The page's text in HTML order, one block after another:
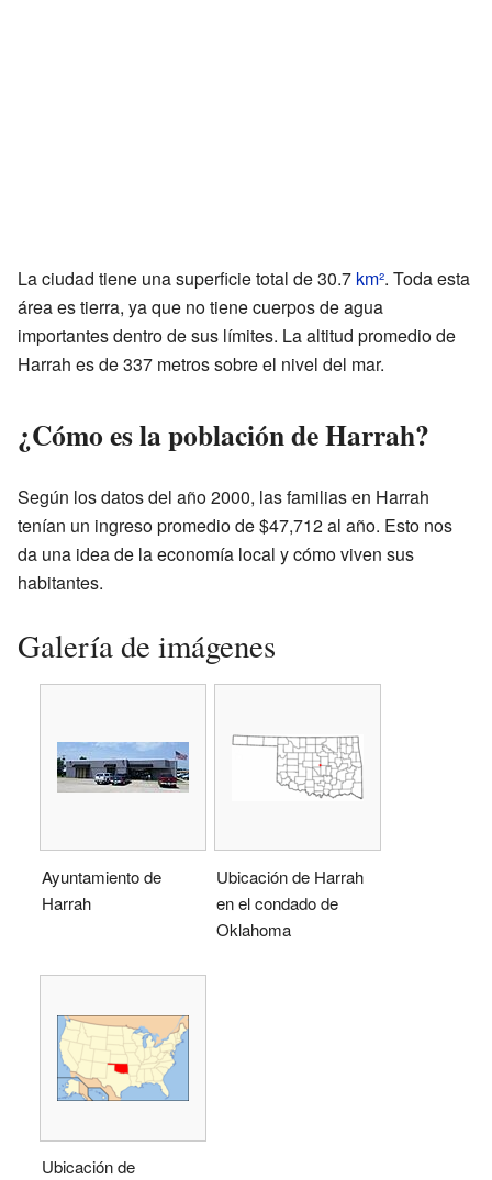
La ciudad tiene una superficie total de 30.7 km². Toda esta
área es tierra, ya que no tiene cuerpos de agua
importantes dentro de sus límites. La altitud promedio de
Harrah es de 337 metros sobre el nivel del mar.
¿Cómo es la población de Harrah?
Según los datos del año 2000, las familias en Harrah
tenían un ingreso promedio de $47,712 al año. Esto nos
da una idea de la economía local y cómo viven sus
habitantes.
Galería de imágenes
Ayuntamiento de
Harrah
Ubicación de Harrah
en el condado de
Oklahoma
Ubicación de